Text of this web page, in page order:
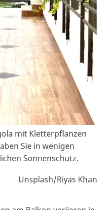
mit Kletterpflanzen
Sie in wenigen
Sonnenschutz.
Unsplash/Riyas Khan